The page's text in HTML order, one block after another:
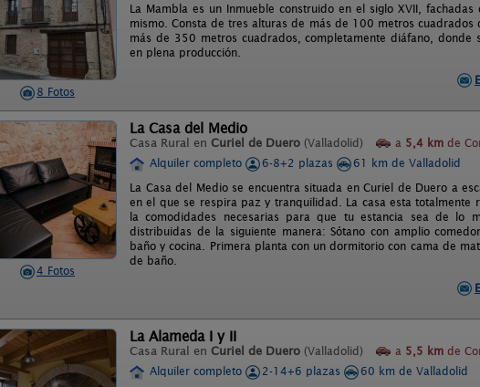
8 Fotos
La Mambla es un Inmueble construido en el siglo XVII,
mismo. Consta de tres alturas de más de 100 metros
más de 350 metros cuadrados, completamente diáfano,
en plena producción.
4 Fotos
La Casa del Medio
Casa Rural en Curiel de Duero (Valladolid) a 5,4 km de
Alquiler completo
6-8+2 plazas
61 km de Valladolid
La Casa del Medio se encuentra situada en Curiel de Duero a
en el que se respira paz y tranquilidad. La casa esta
la comodidades necesarias para que tu estancia sea de lo
distribuidas de la siguiente manera: Sótano con amplio
baño y cocina. Primera planta con un dormitorio con cama de
de baño.
La Alameda I y II
Casa Rural en Curiel de Duero (Valladolid) a 5,5 km de
Alquiler completo
2-14+6 plazas
60 km de Valladolid